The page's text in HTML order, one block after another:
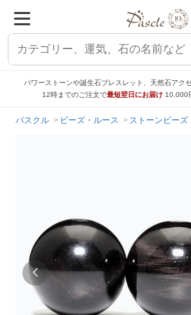
パワーストーンや誕生石ブレスレット、天然石アク
12時までのご注文で最短翌日にお届け 10,000
パスクル ビーズ・ルース ストーンビーズ